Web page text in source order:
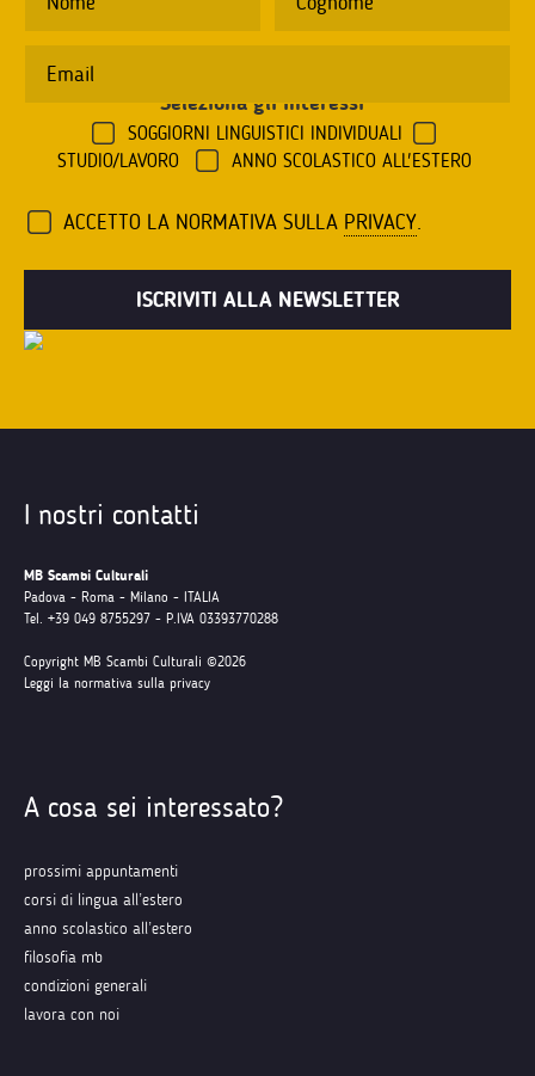
Seleziona gli interessi
SOGGIORNI LINGUISTICI INDIVIDUALI
STUDIO/LAVORO
ANNO SCOLASTICO ALL'ESTERO
ACCETTO LA NORMATIVA SULLA PRIVACY.
I nostri contatti
MB Scambi Culturali
Padova - Roma - Milano - ITALIA
Tel. +39 049 8755297 - P.IVA 03393770288
Copyright MB Scambi Culturali ©2026
Leggi la normativa sulla privacy
A cosa sei interessato?
prossimi appuntamenti
corsi di lingua all’estero
anno scolastico all’estero
filosofia mb
condizioni generali
lavora con noi